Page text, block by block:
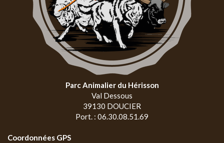
Parc Animalier du Hérisson
Val Dessous
39130 DOUCIER
Port. : 06.30.08.51.69
Coordonnées GPS